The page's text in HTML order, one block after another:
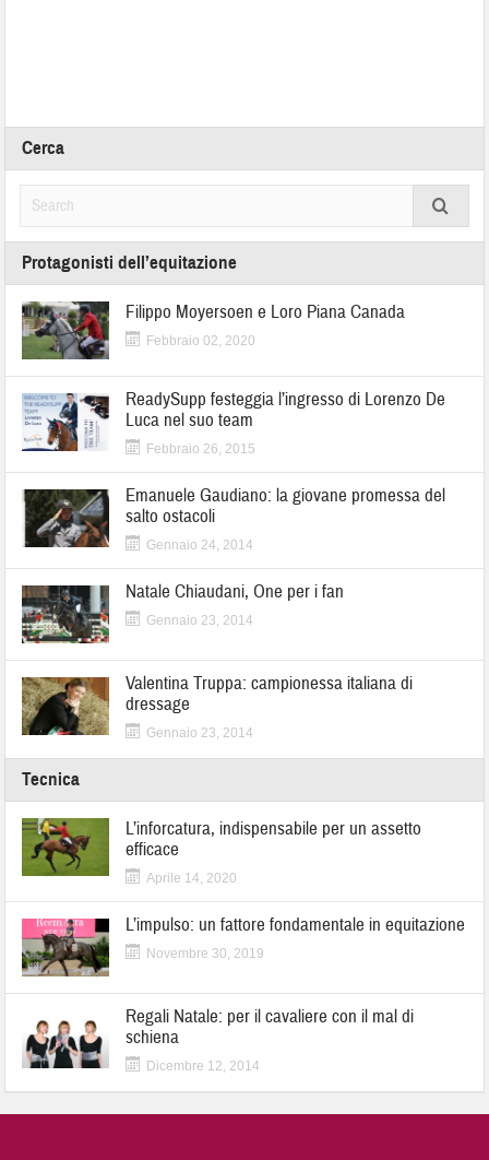
Cerca
Protagonisti dell’equitazione
Filippo Moyersoen e Loro Piana Canada
Febbraio 02, 2020
ReadySupp festeggia l’ingresso di Lorenzo De
Luca nel suo team
Febbraio 26, 2015
Emanuele Gaudiano: la giovane promessa del
salto ostacoli
Gennaio 24, 2014
Natale Chiaudani, One per i fan
Gennaio 23, 2014
Valentina Truppa: campionessa italiana di
dressage
Gennaio 23, 2014
Tecnica
L’inforcatura, indispensabile per un assetto
efficace
Aprile 14, 2020
L’impulso: un fattore fondamentale in equitazione
Novembre 30, 2019
Regali Natale: per il cavaliere con il mal di
schiena
Dicembre 12, 2014